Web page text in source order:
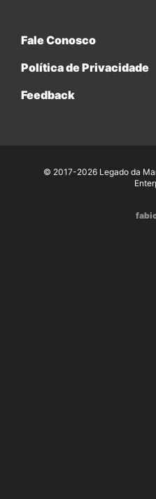
Fale Conosco
Política de Privacidade
Feedback
© 2017-2026 Legado da